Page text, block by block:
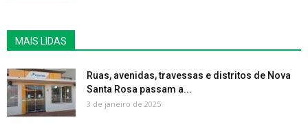
MAIS LIDAS
Ruas, avenidas, travessas e distritos de Nova
Santa Rosa passam a...
3 de janeiro de 2025